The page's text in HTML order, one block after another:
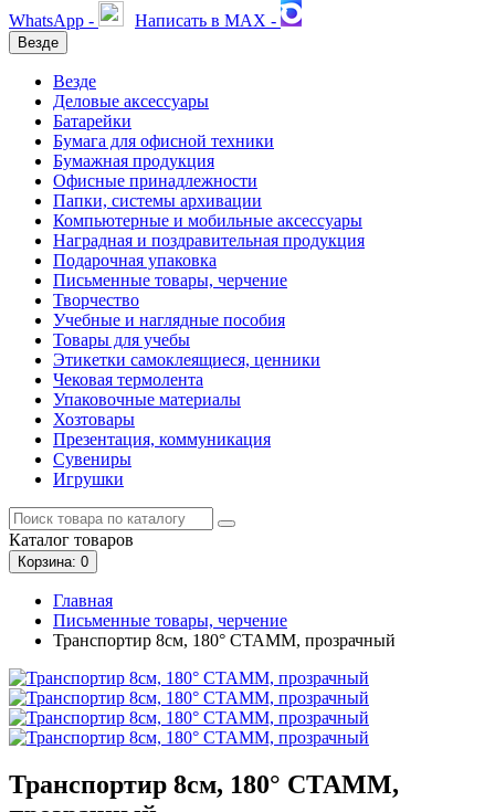
WhatsApp - Написать в MAX -
Везде
Везде
Деловые аксессуары
Батарейки
Бумага для офисной техники
Бумажная продукция
Офисные принадлежности
Папки, системы архивации
Компьютерные и мобильные аксессуары
Наградная и поздравительная продукция
Подарочная упаковка
Письменные товары, черчение
Творчество
Учебные и наглядные пособия
Товары для учебы
Этикетки самоклеящиеся, ценники
Чековая термолента
Упаковочные материалы
Хозтовары
Презентация, коммуникация
Сувениры
Игрушки
Каталог товаров
Корзина: 0
Главная
Письменные товары, черчение
Транспортир 8см, 180° СТАММ, прозрачный
Транспортир 8см, 180° СТАММ,